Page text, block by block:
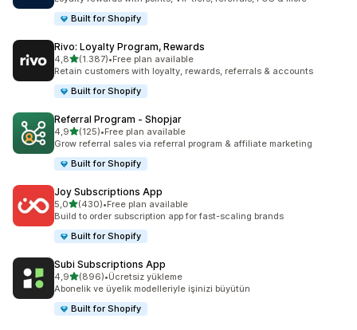
Built for Shopify
Rivo: Loyalty Program, Rewards
4,85 yıldız üzerinden
(1.387)
toplam 1387 değerlendirme
•Free plan available
Retain customers with loyalty, rewards, referrals & accounts
Built for Shopify
Referral Program ‑ Shopjar
4,95 yıldız üzerinden
(125)
toplam 125 değerlendirme
•Free plan available
Grow referral sales via referral program & affiliate marketing
Built for Shopify
Joy Subscriptions App
5,05 yıldız üzerinden
(430)
toplam 430 değerlendirme
•Free plan available
Build to order subscription app for fast-scaling brands
Built for Shopify
Subi Subscriptions App
4,95 yıldız üzerinden
(896)
toplam 896 değerlendirme
•Ücretsiz yükleme
Abonelik ve üyelik modelleriyle işinizi büyütün
Built for Shopify